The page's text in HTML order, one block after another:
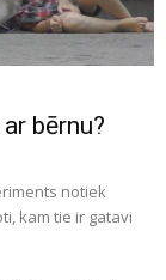
bērnu?
notiek
kam tie ir gatavi